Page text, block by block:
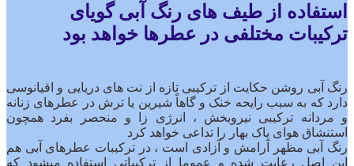
استفاده از طیف های رنگ آبی گویای
ترکیبات مختلفی در عطرها خواهد بود
رنگ آبی روشن حکایت از ترکیبی تازه از نت های دریایی و اقیانوسی
دارد که به سبب رایحه خنک و گاهاً شیرین یا ترش در عطرهای زنانه
و مردانه ترکیبی نیروبخش ، انرژی زا و‌ منحصر بفرد همچون
استنشاق هوای پاک بهار را تداعی خواهد کرد
‌‌‌‌رنگ آبی مظهر آرامش و آزادی است ، در ترکیبات عطرهای آبی هم
این اصل رعایت شده و‌ عموما از ترکیباتی استفاده میشود که